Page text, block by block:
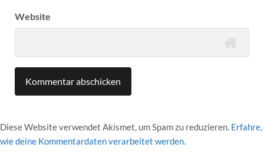
Website
Diese Website verwendet Akismet, um Spam zu reduzieren. Erfahre,
wie deine Kommentardaten verarbeitet werden.